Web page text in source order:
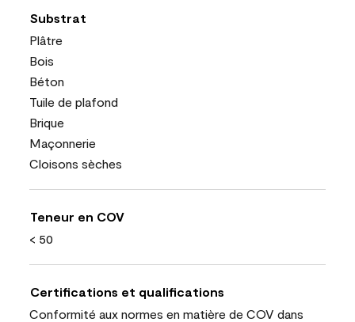
Substrat
Plâtre
Bois
Béton
Tuile de plafond
Brique
Maçonnerie
Cloisons sèches
Teneur en COV
< 50
Certifications et qualifications
Conformité aux normes en matière de COV dans